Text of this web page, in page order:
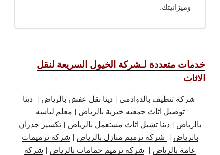
وميزانيتك.
خدمات متعددة لـشركة الخيول السريعة لنقل
الاثاث
شركة تنظيف بالدوادمي | دينا نقل عفش بالرياض | دينا
توصيل اثاث جمعيه خيرية بالرياض | معلم لياسه
بالرياض | دينا تشيل اثاث مستعمل بالرياض | تكسير جدران
بالرياض | شركة ترميم منازل بالرياض | شركة ترميمات
عامة بالرياض | شركة ترميم حمامات بالرياض | شركة